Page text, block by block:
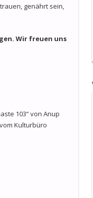
genährt sein,
Wir freuen uns
103“ von Anup
Kulturbüro